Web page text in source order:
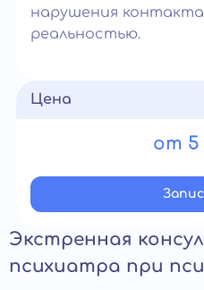
нарушения
реальностью.
Цена
от 5
Экстренная
психиатра при